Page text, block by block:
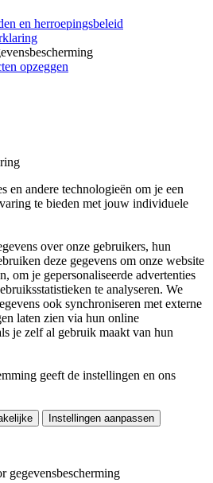
en herroepingsbeleid
opzeggen
en andere technologieën om je een
te bieden met jouw individuele
over onze gebruikers, hun
deze gegevens om onze website
om je gepersonaliseerde advertenties
te analyseren. We
ook synchroniseren met externe
laten zien via hun online
je zelf al gebruik maakt van hun
geeft de instellingen en ons
Instellingen aanpassen
gegevensbescherming